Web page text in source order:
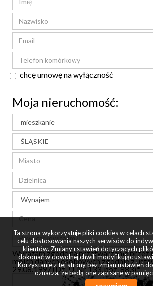
chcę umowę na wyłączność
Moja nieruchomość:
Wyrażam zgodę na przetwarzanie przez
moich danych osobowych zgodnie z
29.08.1997 (Dz. U. Nr 133, poz. 883).*
Ta strona wykorzystuje pliki cookies w celach
celu dostosowania naszych serwisów do
klientów. Zmiany ustawień dotyczących
dokonać w dowolnej chwili modyfikując
Korzystanie z tej strony bez zmian ustawień
oznacza, że będą one zapisane w